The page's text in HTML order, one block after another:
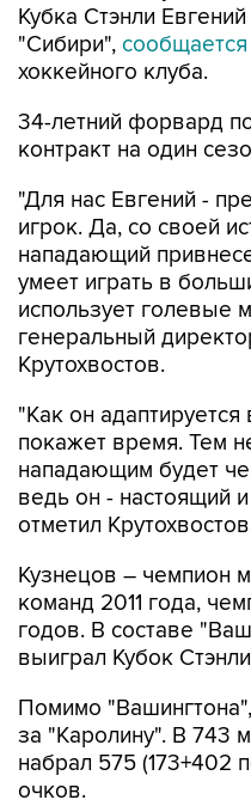
Кубка Стэнли
"Сибири", сообщается
хоккейного клуба.
34-летний форвард
контракт на один
"Для нас Евгений -
игрок. Да, со своей
нападающий
умеет играть в
использует голевые
генеральный
Крутохвостов.
"Как он
покажет время. Тем
нападающим будет
ведь он - настоящий
отметил
Кузнецов – чемпион
команд 2011 года,
годов. В составе
выиграл Кубок
Помимо
за "Каролину". В 743
набрал 575 (173+402
очков.